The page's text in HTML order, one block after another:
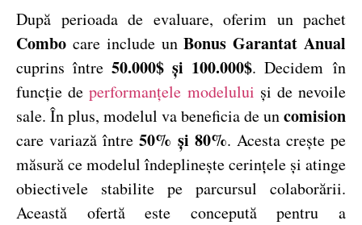
După perioada de evaluare, oferim un pachet
Combo care include unBonus Garantat Anual
cuprins între 50.000$ și 100.000$. Decidem în
funcție deperformanțele modelului și de nevoile
sale. În plus, modelul va beneficia de uncomision
care variază între50% și 80%. Acesta crește pe
măsură ce modelul îndeplinește cerințele și atinge
obiectivele stabilite pe parcursul colaborării.
Această ofertă este concepută pentru a